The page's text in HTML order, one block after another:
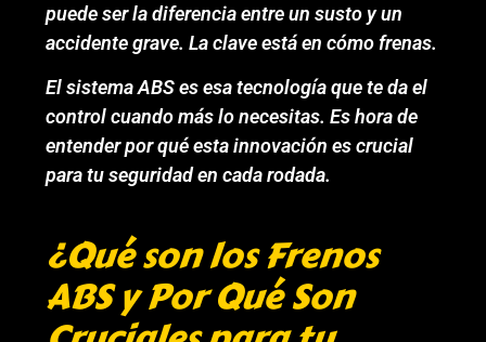
puede ser la diferencia entre un susto y un
accidente grave. La clave está en cómo frenas.
El sistema ABS es esa tecnología que te da el
control cuando más lo necesitas. Es hora de
entender por qué esta innovación es crucial
para tu seguridad en cada rodada.
¿Qué son los Frenos
ABS y Por Qué Son